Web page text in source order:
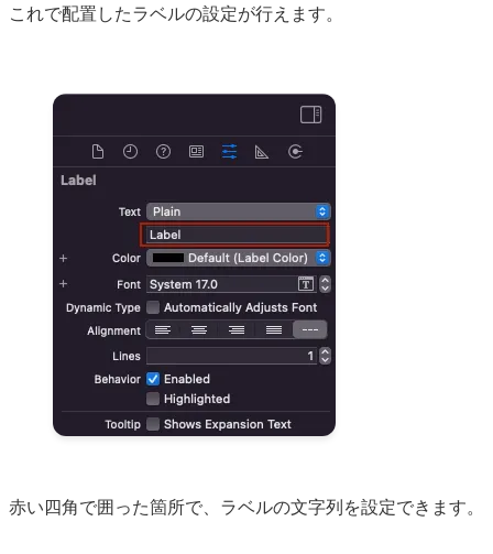
これで配置したラベルの設定が行えます。
赤い四角で囲った箇所で、ラベルの文字列を設定できます。